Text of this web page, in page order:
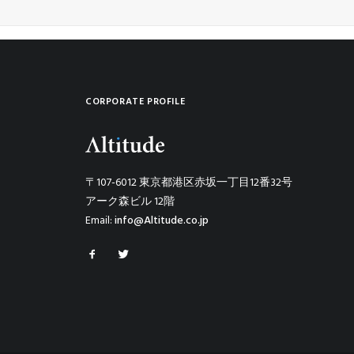
CORPORATE PROFILE
〒107-6012 東京都港区赤坂一丁目12番32号
アーク森ビル 12階
Email:info@Altitude.co.jp